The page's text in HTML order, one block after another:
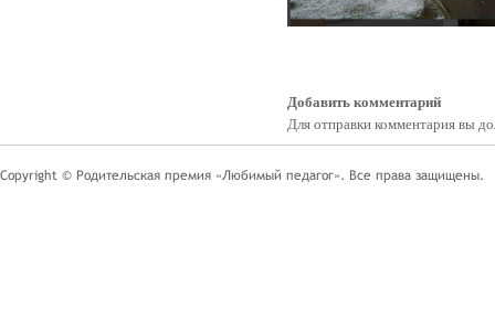
Добавить комментарий
Для отправки комментария вы
Copyright © Родительская премия «Любимый педагог». Все права защищены.